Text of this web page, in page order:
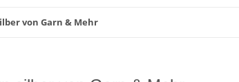
von Garn & Mehr